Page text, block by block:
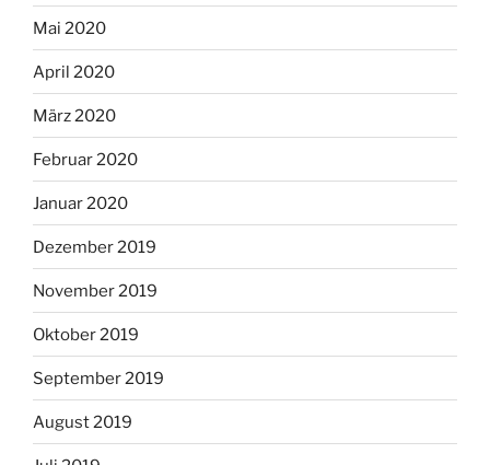
Mai 2020
April 2020
März 2020
Februar 2020
Januar 2020
Dezember 2019
November 2019
Oktober 2019
September 2019
August 2019